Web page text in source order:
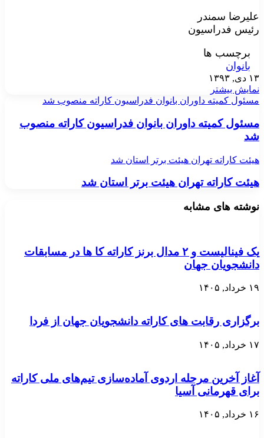
علیرضا سمندر
رئیس فدراسیون
برچسب ها
بانوان
۱۳ دی, ۱۳۹۳
نمایش بیشتر
مسئول كميته داوران بانوان فدراسيون كاراته منصوب شد
مسئول كميته داوران بانوان فدراسيون كاراته منصوب
شد
هیئت کاراته تهران هیئت برتر استان شد
هیئت کاراته تهران هیئت برتر استان شد
نوشته های مشابه
یک فینالیست و ۲ مدال برنز کاراته کا ها در مسابقات
دانشجویان جهان
۱۹ خرداد, ۱۴۰۵
برگزاری رقابت های کاراته دانشجویان جهان از فردا
۱۷ خرداد, ۱۴۰۵
آغاز آخرین مرحله اردوی آماده‌سازی تیم‌های ملی کاراته
برای قهرمانی آسیا
۱۶ خرداد, ۱۴۰۵